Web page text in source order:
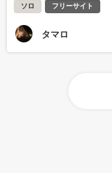
ソロ フリーサイト
タマロ